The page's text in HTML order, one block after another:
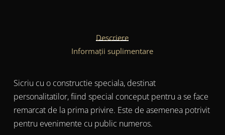
Descriere
Informații suplimentare
Sicriu cu o constructie speciala, destinat
personalitatilor, fiind special conceput pentru a se face
remarcat de la prima privire. Este de asemenea potrivit
pentru evenimente cu public numeros.